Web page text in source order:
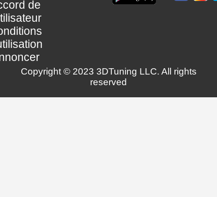
de
Copyright © 2023 3DTuning LLC. All rights
reserved